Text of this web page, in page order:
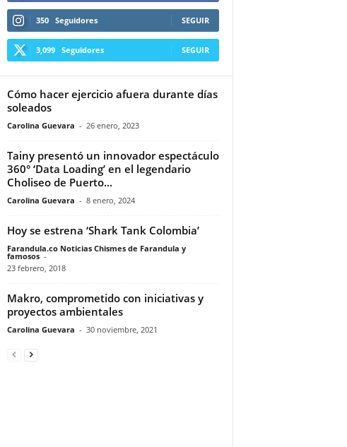
350 Seguidores SEGUIR
3,099 Seguidores SEGUIR
Cómo hacer ejercicio afuera durante días
soleados
Carolina Guevara - 26 enero, 2023
Tainy presentó un innovador espectáculo
360° ‘Data Loading’ en el legendario
Choliseo de Puerto...
Carolina Guevara - 8 enero, 2024
Hoy se estrena ‘Shark Tank Colombia’
Farandula.co Noticias Chismes de Farandula y
famosos -
23 febrero, 2018
Makro, comprometido con iniciativas y
proyectos ambientales
Carolina Guevara - 30 noviembre, 2021